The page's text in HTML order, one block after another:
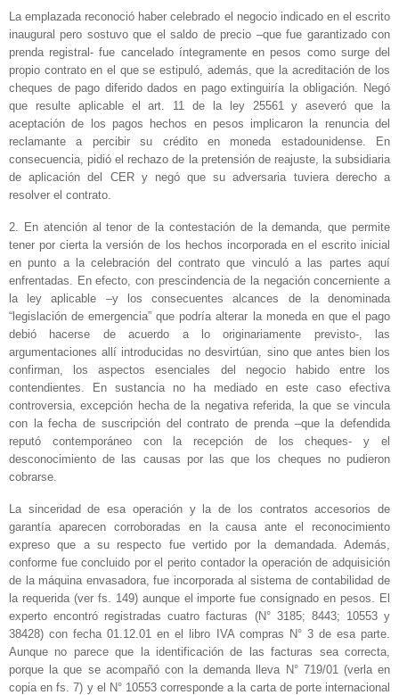
La emplazada reconoció haber celebrado el negocio indicado en el escrito
inaugural pero sostuvo que el saldo de precio –que fue garantizado con
prenda registral- fue cancelado íntegramente en pesos como surge del
propio contrato en el que se estipuló, además, que la acreditación de los
cheques de pago diferido dados en pago extinguiría la obligación. Negó
que resulte aplicable el art. 11 de la ley 25561 y aseveró que la
aceptación de los pagos hechos en pesos implicaron la renuncia del
reclamante a percibir su crédito en moneda estadounidense. En
consecuencia, pidió el rechazo de la pretensión de reajuste, la subsidiaria
de aplicación del CER y negó que su adversaria tuviera derecho a
resolver el contrato.
2. En atención al tenor de la contestación de la demanda, que permite
tener por cierta la versión de los hechos incorporada en el escrito inicial
en punto a la celebración del contrato que vinculó a las partes aquí
enfrentadas. En efecto, con prescindencia de la negación concerniente a
la ley aplicable –y los consecuentes alcances de la denominada
“legislación de emergencia” que podría alterar la moneda en que el pago
debió hacerse de acuerdo a lo originariamente previsto-, las
argumentaciones allí introducidas no desvirtúan, sino que antes bien los
confirman, los aspectos esenciales del negocio habido entre los
contendientes. En sustancia no ha mediado en este caso efectiva
controversia, excepción hecha de la negativa referida, la que se vincula
con la fecha de suscripción del contrato de prenda –que la defendida
reputó contemporáneo con la recepción de los cheques- y el
desconocimiento de las causas por las que los cheques no pudieron
cobrarse.
La sinceridad de esa operación y la de los contratos accesorios de
garantía aparecen corroboradas en la causa ante el reconocimiento
expreso que a su respecto fue vertido por la demandada. Además,
conforme fue concluido por el perito contador la operación de adquisición
de la máquina envasadora, fue incorporada al sistema de contabilidad de
la requerida (ver fs. 149) aunque el importe fue consignado en pesos. El
experto encontró registradas cuatro facturas (N° 3185; 8443; 10553 y
38428) con fecha 01.12.01 en el libro IVA compras N° 3 de esa parte.
Aunque no parece que la identificación de las facturas sea correcta,
porque la que se acompañó con la demanda lleva N° 719/01 (verla en
copia en fs. 7) y el N° 10553 corresponde a la carta de porte internacional